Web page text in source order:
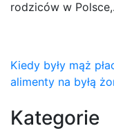
rodziców w
wpisu
Kiedy były mąż
alimenty na byłą
Kategorie